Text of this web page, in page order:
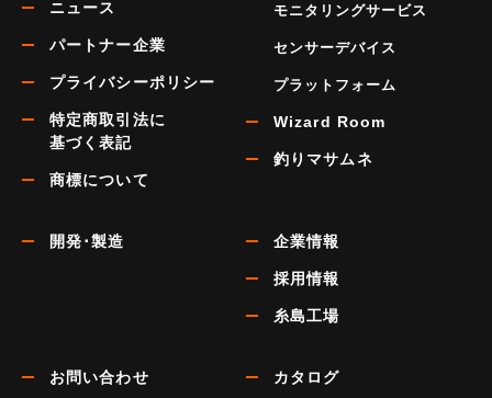
ニュース
パートナー企業
プライバシーポリシー
特定商取引法に
基づく表記
商標について
モニタリングサービス
センサーデバイス
プラットフォーム
Wizard Room
釣りマサムネ
開発･製造 企業情報
採用情報
糸島工場
お問い合わせ カタログ